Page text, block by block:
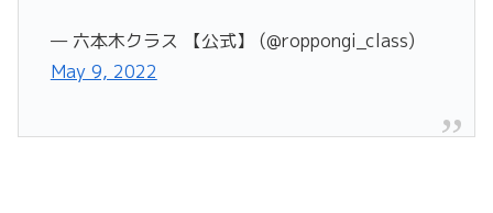
— 六本木クラス 【公式】 (@roppongi_class)
May 9, 2022